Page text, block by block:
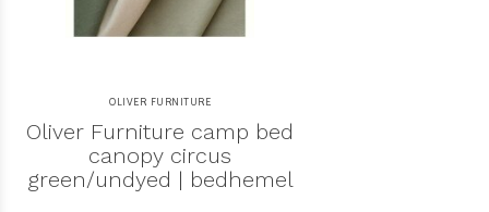
OLIVER FURNITURE
Oliver Furniture camp bed
canopy circus
green/undyed | bedhemel